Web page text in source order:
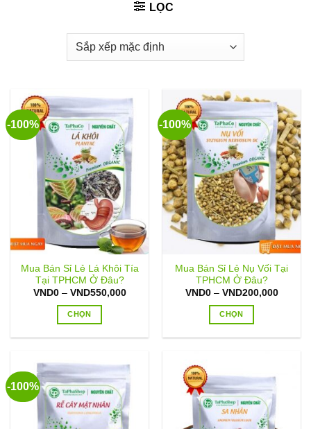
LỌC
-100%
Mua Bán Sỉ Lẻ Lá Khôi Tía
Tại TPHCM Ở Đâu?
VND0 – VND550,000Khoảng
VND550,000
CHỌN
có
nhiều
biến
thể.
-100%
Mua Bán Sỉ Lẻ Nụ Vối Tại
TPHCM Ở Đâu?
VND0 – VND200,000Khoảng
CHỌN
có
nhiều
biến
thể.
-100%